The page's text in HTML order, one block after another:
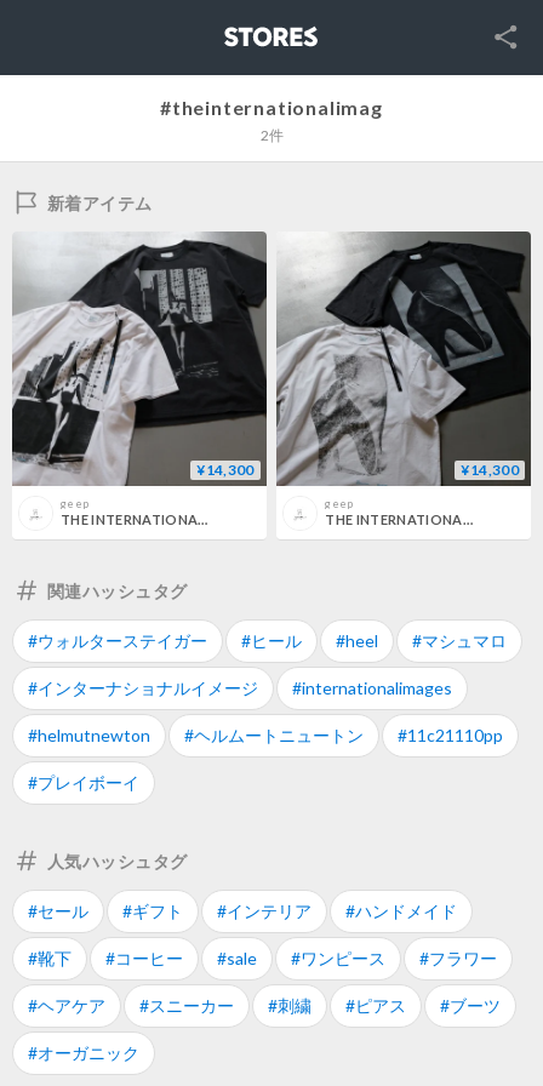
SNS
#theinternationalimag
2件
新着アイテム
¥14,300
geep
THE INTERNATIONAL IMAGES COLLECTION T-SHIRT / ELSA PERETTI 11C211-11-PP
¥14,300
geep
THE INTERNATIONAL IMAGES COLLECTION T-SHIRT / HEEL 11C211-10-PP
関連ハッシュタグ
#ウォルターステイガー #ヒール #heel #マシュマロ
#インターナショナルイメージ #internationalimages
#helmutnewton #ヘルムートニュートン #11c21110pp
#プレイボーイ
人気ハッシュタグ
#セール #ギフト #インテリア #ハンドメイド
#靴下 #コーヒー #sale #ワンピース #フラワー
#ヘアケア #スニーカー #刺繍 #ピアス #ブーツ
#オーガニック